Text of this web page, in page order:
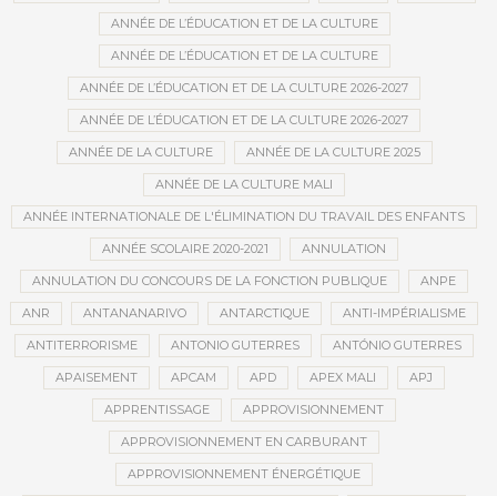
ANNÉE DE L’ÉDUCATION ET DE LA CULTURE
ANNÉE DE L’ÉDUCATION ET DE LA CULTURE
ANNÉE DE L’ÉDUCATION ET DE LA CULTURE 2026-2027
ANNÉE DE L’ÉDUCATION ET DE LA CULTURE 2026-2027
ANNÉE DE LA CULTURE ANNÉE DE LA CULTURE 2025
ANNÉE DE LA CULTURE MALI
ANNÉE INTERNATIONALE DE L'ÉLIMINATION DU TRAVAIL DES ENFANTS
ANNÉE SCOLAIRE 2020-2021 ANNULATION
ANNULATION DU CONCOURS DE LA FONCTION PUBLIQUE ANPE
ANR ANTANANARIVO ANTARCTIQUE ANTI-IMPÉRIALISME
ANTITERRORISME ANTONIO GUTERRES ANTÓNIO GUTERRES
APAISEMENT APCAM APD APEX MALI APJ
APPRENTISSAGE APPROVISIONNEMENT
APPROVISIONNEMENT EN CARBURANT
APPROVISIONNEMENT ÉNERGÉTIQUE